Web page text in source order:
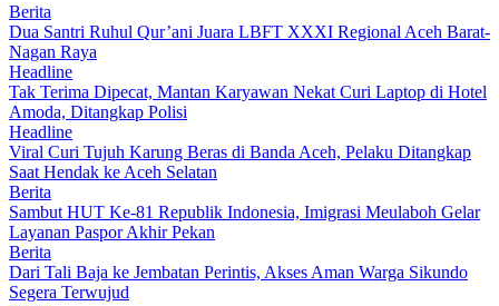
Berita
Dua Santri Ruhul Qur’ani Juara LBFT XXXI Regional Aceh Barat-
Nagan Raya
Headline
Tak Terima Dipecat, Mantan Karyawan Nekat Curi Laptop di Hotel
Amoda, Ditangkap Polisi
Headline
Viral Curi Tujuh Karung Beras di Banda Aceh, Pelaku Ditangkap
Saat Hendak ke Aceh Selatan
Berita
Sambut HUT Ke-81 Republik Indonesia, Imigrasi Meulaboh Gelar
Layanan Paspor Akhir Pekan
Berita
Dari Tali Baja ke Jembatan Perintis, Akses Aman Warga Sikundo
Segera Terwujud